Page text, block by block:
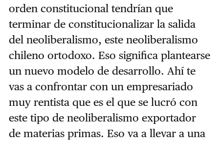
orden constitucional tendrían que
terminar de constitucionalizar la salida
del neoliberalismo, este neoliberalismo
chileno ortodoxo. Eso significa plantearse
un nuevo modelo de desarrollo. Ahí te
vas a confrontar con un empresariado
muy rentista que es el que se lucró con
este tipo de neoliberalismo exportador
de materias primas. Eso va a llevar a una